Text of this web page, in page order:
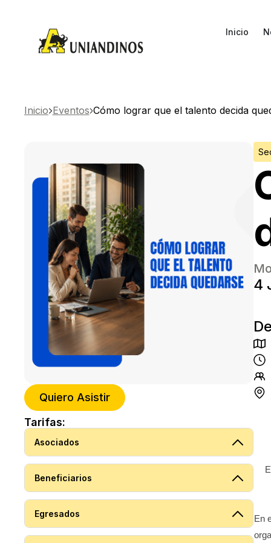
Inicio
Inicio Eventos Cómo lograr que el talento decida
Quiero Asistir
Tarifas:
Asociados
Beneficiarios
Egresados
4
En